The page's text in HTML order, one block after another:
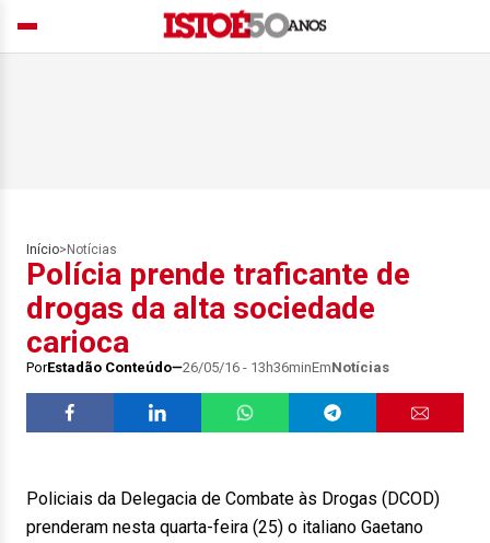
Início> Notícias
Polícia prende traficante de
drogas da alta sociedade
carioca
PorEstadão Conteúdo 26/05/16 - 13h36minEmNotícias
Policiais da Delegacia de Combate às Drogas (DCOD)
prenderam nesta quarta-feira (25) o italiano Gaetano